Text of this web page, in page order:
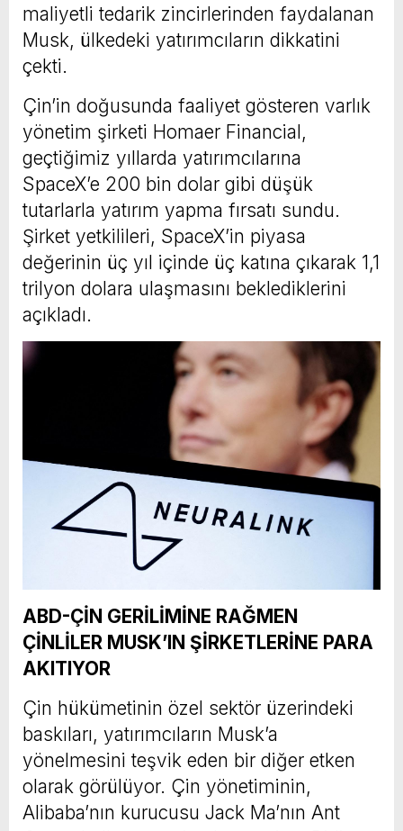
maliyetli tedarik zincirlerinden faydalanan
Musk, ülkedeki yatırımcıların dikkatini
çekti.
Çin’in doğusunda faaliyet gösteren varlık
yönetim şirketi Homaer Financial,
geçtiğimiz yıllarda yatırımcılarına
SpaceX’e 200 bin dolar gibi düşük
tutarlarla yatırım yapma fırsatı sundu.
Şirket yetkilileri, SpaceX’in piyasa
değerinin üç yıl içinde üç katına çıkarak 1,1
trilyon dolara ulaşmasını beklediklerini
açıkladı.
ABD-ÇİN GERİLİMİNE RAĞMEN
ÇİNLİLER MUSK’IN ŞİRKETLERİNE PARA
AKITIYOR
Çin hükümetinin özel sektör üzerindeki
baskıları, yatırımcıların Musk’a
yönelmesini teşvik eden bir diğer etken
olarak görülüyor. Çin yönetiminin,
Alibaba’nın kurucusu Jack Ma’nın Ant